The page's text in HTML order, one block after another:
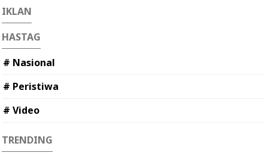
IKLAN
HASTAG
# Nasional
# Peristiwa
# Video
TRENDING